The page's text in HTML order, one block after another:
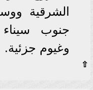
الشرقية
جنوب
وغيوم جزئية.
⇧